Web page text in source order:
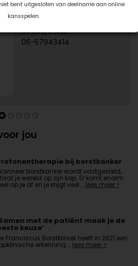
bent uitgesloten van deelname aan online
kansspelen.
1/5
Blush Skin Clinic
Burg. J.G. Legroweg 94
9761TD Eelde
06-57943414
jou
bij borstkanker
borstkanker wordt vastgesteld,
je wereld op zijn kop. Er komt enorm
op je af en je krijgt veel … lees meer >
met de patiënt maak je de
keuze’
Franciscus Borstkliniek heeft in 2021 een
erkenning … lees meer >